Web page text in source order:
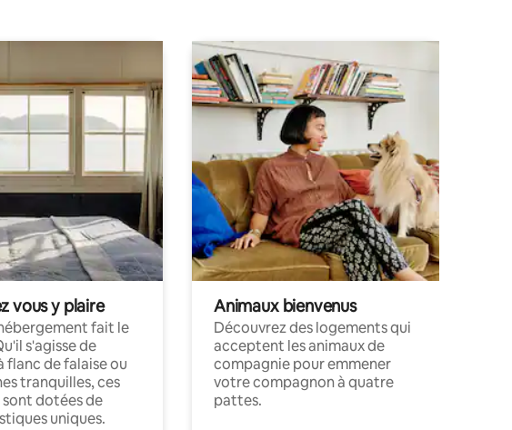
vous y plaire
fait le
s'agisse de
flanc de falaise ou
tranquilles, ces
dotées de
uniques.
Animaux bienvenus
Découvrez des logements qui
acceptent les animaux de
compagnie pour emmener
votre compagnon à quatre
pattes.